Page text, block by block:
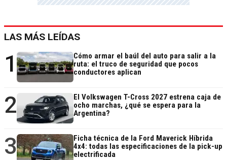
LAS MÁS LEÍDAS
1
Cómo armar el baúl del auto para salir a la
ruta: el truco de seguridad que pocos
conductores aplican
2
El Volkswagen T-Cross 2027 estrena caja de
ocho marchas, ¿qué se espera para la
Argentina?
3
Ficha técnica de la Ford Maverick Híbrida
4x4: todas las especificaciones de la pick-up
electrificada